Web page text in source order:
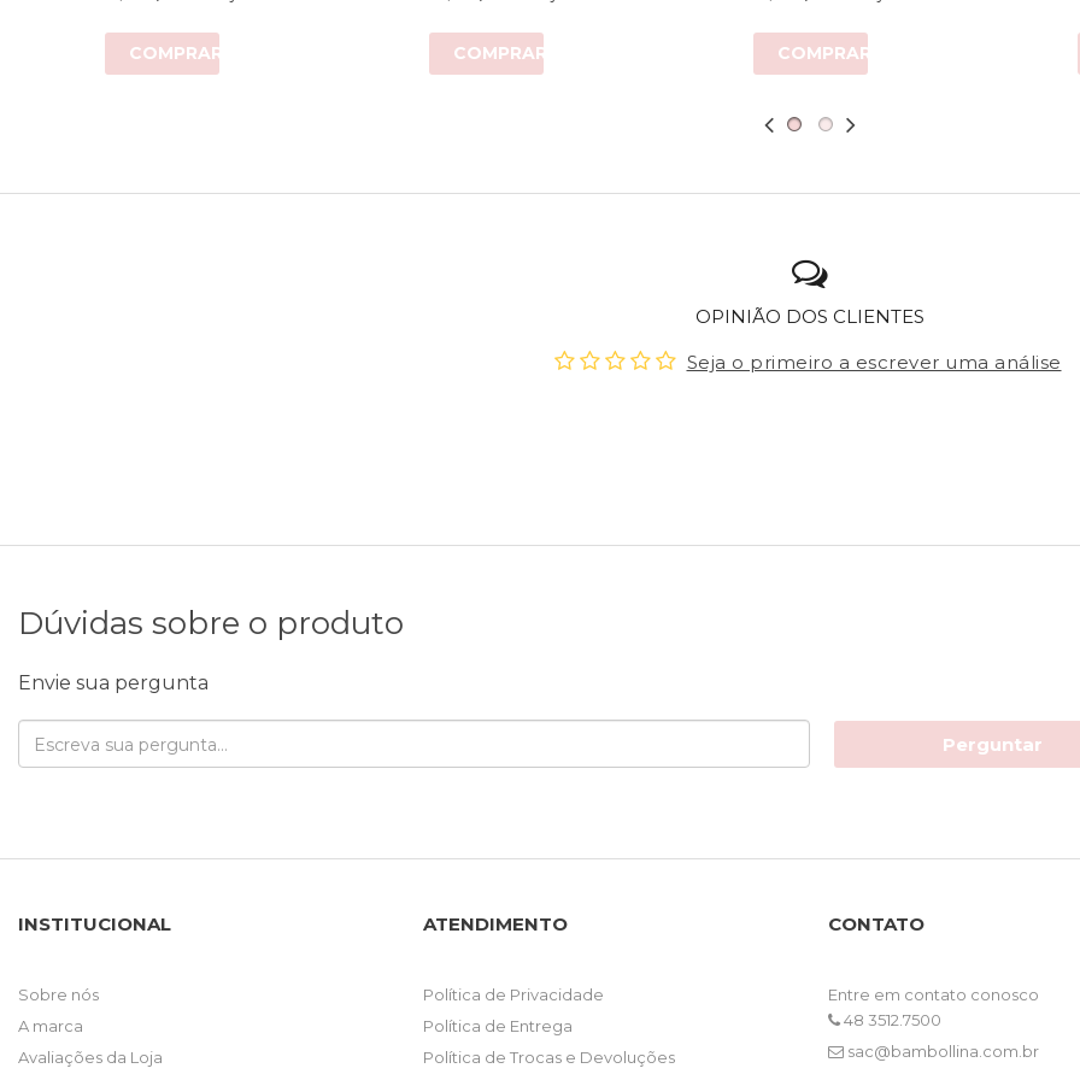
COMPRAR COMPRAR COMPRAR
OPINIÃO DOS CLIENTES
Seja o primeiro a escrever uma análise
Dúvidas sobre o produto
Envie sua pergunta
Perguntar
INSTITUCIONAL
Sobre nós
A marca
Avaliações da Loja
ATENDIMENTO
Política de Privacidade
Política de Entrega
Política de Trocas e Devoluções
CONTATO
Entre em contato conosco
48 3512.7500
sac@bambollina.com.br